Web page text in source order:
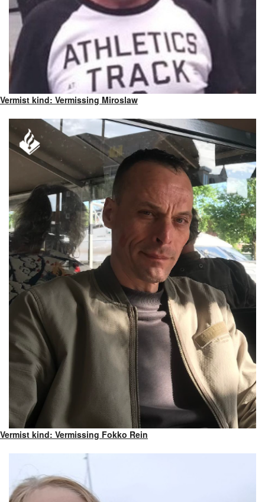
Vermist kind: Vermissing Miroslaw
Vermist kind: Vermissing Fokko Rein